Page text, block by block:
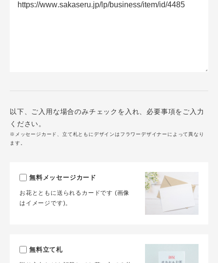
以下、ご入用な場合のみチェックを入れ、必要事項をご入力
ください。
※メッセージカード、立て札ともにデザインはフラワーデザイナーによって異なり
ます。
無料メッセージカード
お花とともに送られるカードです (画像
はイメージです)。
無料立て札